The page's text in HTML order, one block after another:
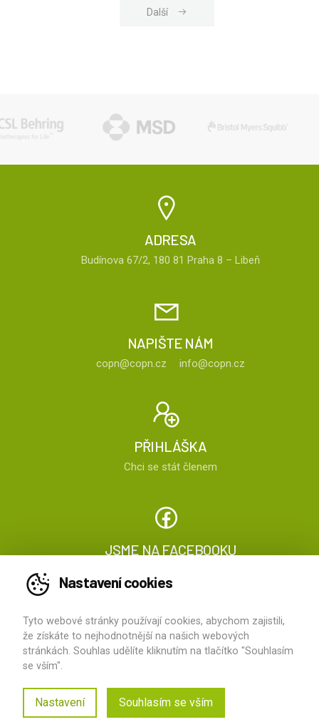
Nastavení cookies
Tyto webové stránky používají cookies, abychom zajistili,
že získáte to nejhodnotnější na našich webových
stránkách. Souhlas udělíte kliknutím na tlačítko "Souhlasím
se vším".
Nastavení Souhlasím se vším
Další
ADRESA
Budínova 67/2, 180 81 Praha 8 – Libeň
NAPIŠTE NÁM
copn@copn.cz info@copn.cz
PŘIHLÁŠKA
Chci se stát členem
JSME NA FACEBOOKU
2026 ©ČOPN, všechna práva vyhrazena
vytvořilo HS Computers
Ochrana osobních údajů